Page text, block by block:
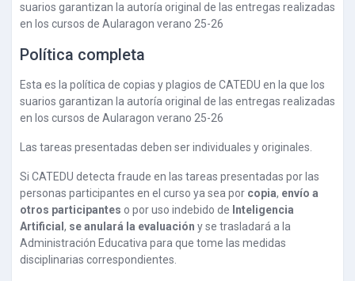
suarios garantizan la autoría original de las entregas realizadas
en los cursos de Aularagon verano 25-26
Política completa
Esta es la política de copias y plagios de CATEDU en la que los
suarios garantizan la autoría original de las entregas realizadas
en los cursos de Aularagon verano 25-26
Las tareas presentadas deben ser individuales y originales.
Si CATEDU detecta fraude en las tareas presentadas por las
personas participantes en el curso ya sea por copia, envío a
otros participantes o por uso indebido de Inteligencia
Artificial , se anulará la evaluación y se trasladará a la
Administración Educativa para que tome las medidas
disciplinarias correspondientes.